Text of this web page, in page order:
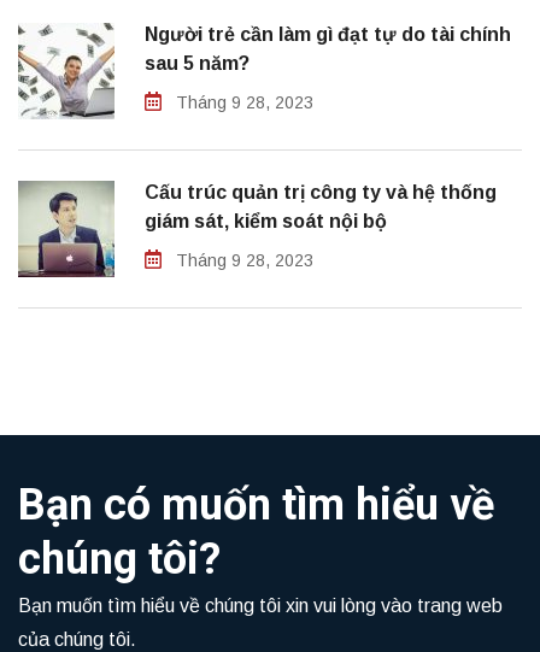
Người trẻ cần làm gì đạt tự do tài chính
sau 5 năm?
Tháng 9 28, 2023
Cấu trúc quản trị công ty và hệ thống
giám sát, kiểm soát nội bộ
Tháng 9 28, 2023
Bạn có muốn tìm hiểu về
chúng tôi?
Bạn muốn tìm hiểu về chúng tôi xin vui lòng vào trang web
của chúng tôi.